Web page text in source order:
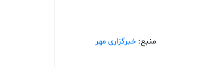
منبع: خبرگزاری مهر